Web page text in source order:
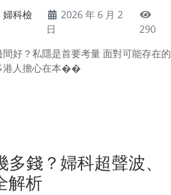
婦科檢
2026 年 6 月 2
日
290
好？私隱是首要考量 面對可能存在的
港人擔心在本��
錢？婦科超聲波、
解析